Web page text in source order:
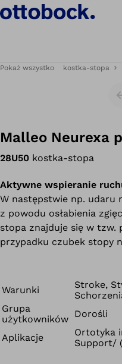
Pokaż wszystko kostka-stopa
Malleo Neurexa
28U50 kostka-stopa
Aktywne wspieranie
W następstwie np. udaru
z powodu osłabienia
stopa znajduje się w tzw.
przypadku czubek stopy
dzięki swojej specjalnej
przeciwdziałać skutkom
Warunki
Stroke,
Grupa
użytkowników Dorośli
Aplikacje
Ortotyka
Support/